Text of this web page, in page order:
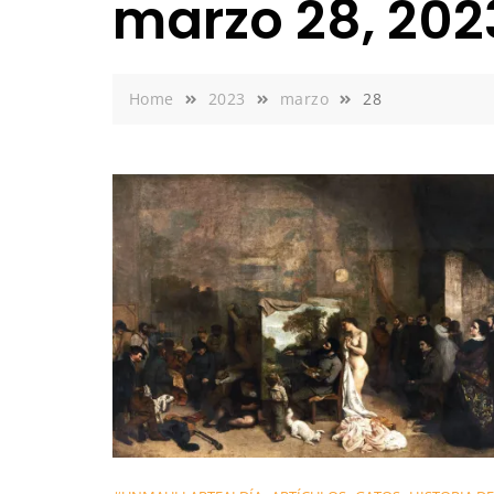
marzo 28,
Home 2023 marzo 28